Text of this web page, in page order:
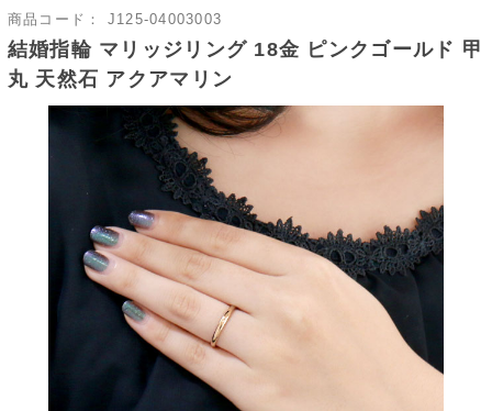
商品コード：
J125-04003003
結婚指輪 マリッジリング 18金 ピンクゴールド 甲
丸 天然石 アクアマリン